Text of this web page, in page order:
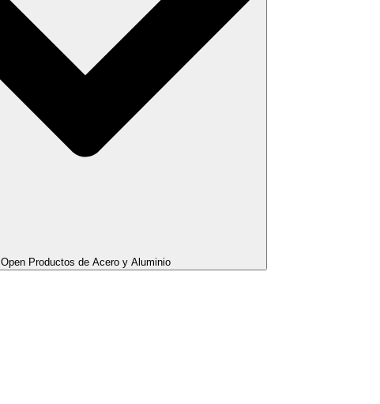
Open Productos de Acero y Aluminio